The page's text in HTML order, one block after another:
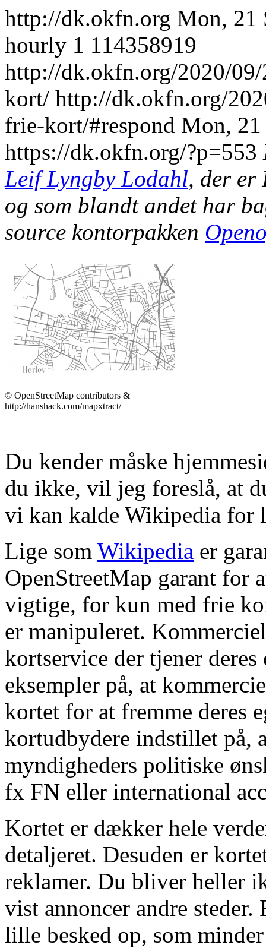
http://dk.okfn.org Mon, 21
hourly 1 114358919
http://dk.okfn.org/2020/
kort/ http://dk.okfn.org/
frie-kort/#respond Mon, 21
https://dk.okfn.org/?p=553
Leif Lyngby Lodahl, der er
og som blandt andet har
source kontorpakken
© OpenStreetMap contributors &
http://hanshack.com/mapxtract/
Du kender måske
du ikke, vil jeg foreslå, at
vi kan kalde Wikipedia for
Lige som Wikipedia er
OpenStreetMap garant for
vigtige, for kun med frie
er manipuleret.
kortservice der tjener
eksempler på, at
kortet for at fremme deres
kortudbydere indstillet på,
myndigheders politiske
fx FN eller international
Kortet er dækker hele
detaljeret. Desuden er
reklamer. Du bliver heller
vist annoncer andre
lille besked op, som